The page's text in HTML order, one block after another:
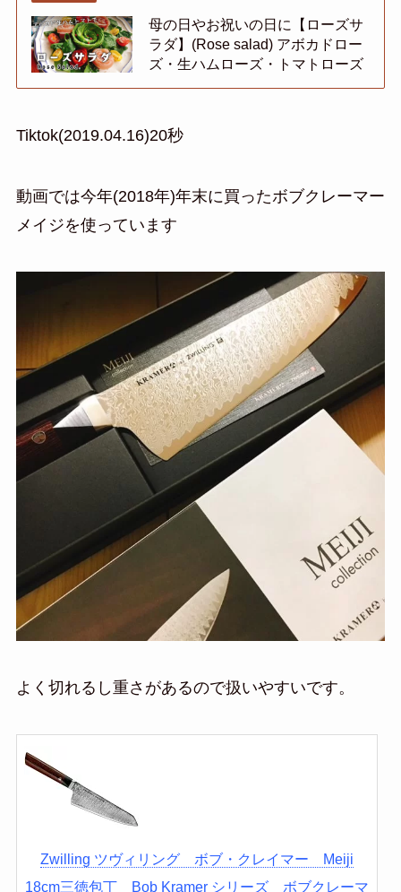
母の日やお祝いの日に【ローズサ
ラダ】(Rose salad) アボカドロー
ズ・生ハムローズ・トマトローズ
Tiktok(2019.04.16)20秒
動画では今年(2018年)年末に買ったボブクレーマー
メイジを使っています
よく切れるし重さがあるので扱いやすいです。
Zwilling ツヴィリング ボブ・クレイマー Meiji
18cm三徳包丁 Bob Kramer シリーズ ボブクレーマ